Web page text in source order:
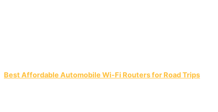
Best Affordable Automobile Wi-Fi Routers for Road Trips